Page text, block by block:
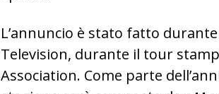
L’annuncio è stato fatto
Television, durante il tour
Association. Come parte